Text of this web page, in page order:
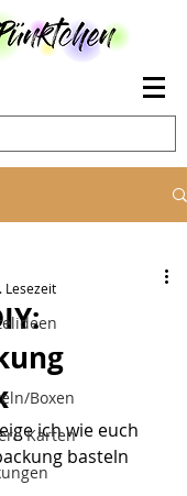
Boxen
Karten
Lesezeit
ich wie euch
basteln